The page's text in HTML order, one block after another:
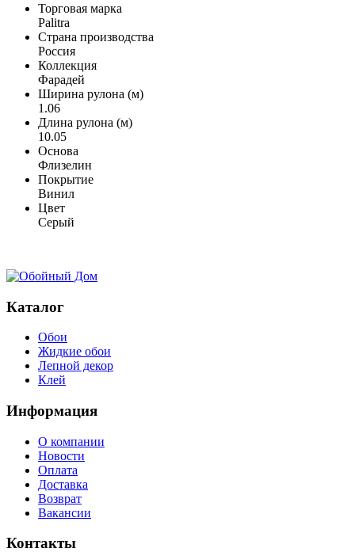
Торговая марка
Palitra
Страна производства
Россия
Коллекция
Фарадей
Ширина рулона (м)
1.06
Длина рулона (м)
10.05
Основа
Флизелин
Покрытие
Винил
Цвет
Серый
Каталог
Обои
Жидкие обои
Лепной декор
Клей
Информация
О компании
Новости
Оплата
Доставка
Возврат
Вакансии
Контакты